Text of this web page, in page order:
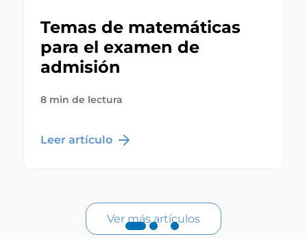
Temas de matemáticas
para el examen de
admisión
8 min de lectura
Leer artículo
Ver más artículos